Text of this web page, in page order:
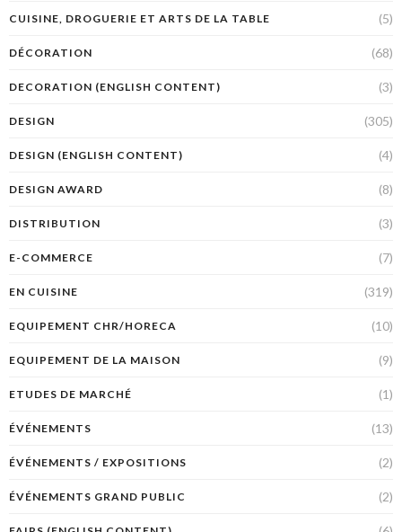
CUISINE, DROGUERIE ET ARTS DE LA TABLE (5)
DÉCORATION (68)
DECORATION (ENGLISH CONTENT) (3)
DESIGN (305)
DESIGN (ENGLISH CONTENT) (4)
DESIGN AWARD (8)
DISTRIBUTION (3)
E-COMMERCE (7)
EN CUISINE (319)
EQUIPEMENT CHR/HORECA (10)
EQUIPEMENT DE LA MAISON (9)
ETUDES DE MARCHÉ (1)
ÉVÉNEMENTS (13)
ÉVÉNEMENTS / EXPOSITIONS (2)
ÉVÉNEMENTS GRAND PUBLIC (2)